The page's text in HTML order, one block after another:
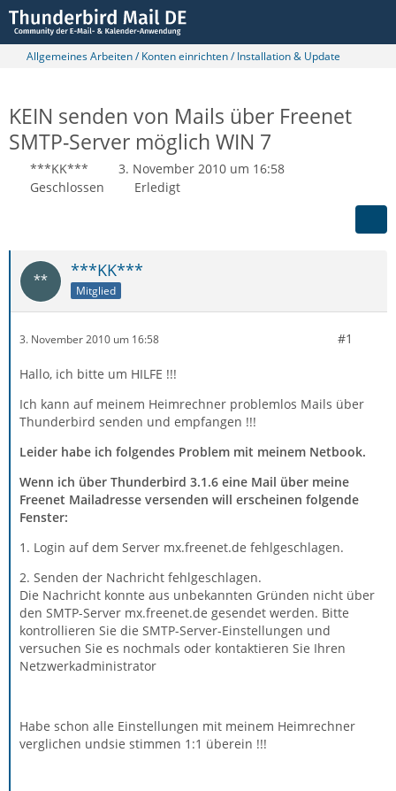
Allgemeines Arbeiten / Konten einrichten / Installation & Update
KEIN senden von Mails über Freenet
SMTP-Server möglich WIN 7
***KK***
3. November 2010 um 16:58
Geschlossen
Erledigt
***KK***
Mitglied
3. November 2010 um 16:58 #1
Hallo, ich bitte um HILFE !!!
Ich kann auf meinem Heimrechner problemlos Mails über
Thunderbird senden und empfangen !!!
Leider habe ich folgendes Problem mit meinem Netbook.
Wenn ich über Thunderbird 3.1.6 eine Mail über meine
Freenet Mailadresse versenden will erscheinen folgende
Fenster:
1. Login auf dem Server mx.freenet.de fehlgeschlagen.
2. Senden der Nachricht fehlgeschlagen.
Die Nachricht konnte aus unbekannten Gründen nicht über
den SMTP-Server mx.freenet.de gesendet werden. Bitte
kontrollieren Sie die SMTP-Server-Einstellungen und
versuchen Sie es nochmals oder kontaktieren Sie Ihren
Netzwerkadministrator
Habe schon alle Einstellungen mit meinem Heimrechner
verglichen undsie stimmen 1:1 überein !!!